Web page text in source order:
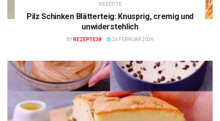
REZEPTE
Pilz Schinken Blätterteig: Knusprig, cremig und
unwiderstehlich
BY REZEPTE38 26 FEBRUAR 2026